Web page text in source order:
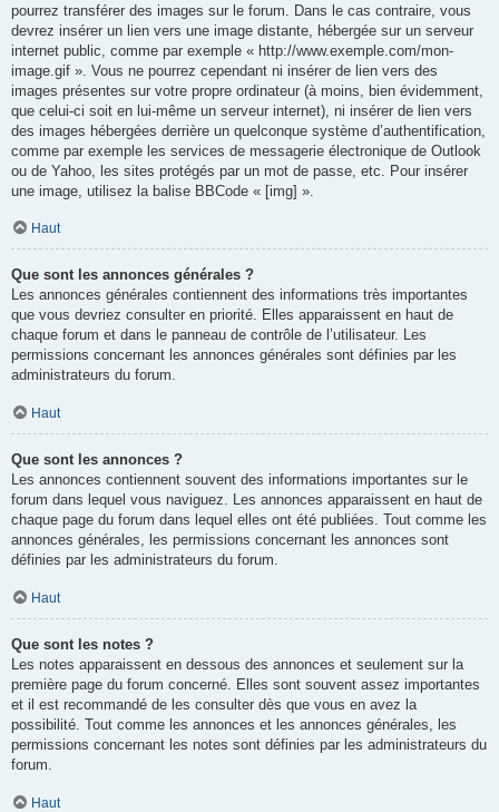
pourrez transférer des images sur le forum. Dans le cas contraire, vous
devrez insérer un lien vers une image distante, hébergée sur un serveur
internet public, comme par exemple « http://www.exemple.com/mon-
image.gif ». Vous ne pourrez cependant ni insérer de lien vers des
images présentes sur votre propre ordinateur (à moins, bien évidemment,
que celui-ci soit en lui-même un serveur internet), ni insérer de lien vers
des images hébergées derrière un quelconque système d’authentification,
comme par exemple les services de messagerie électronique de Outlook
ou de Yahoo, les sites protégés par un mot de passe, etc. Pour insérer
une image, utilisez la balise BBCode « [img] ».
Haut
Que sont les annonces générales ?
Les annonces générales contiennent des informations très importantes
que vous devriez consulter en priorité. Elles apparaissent en haut de
chaque forum et dans le panneau de contrôle de l’utilisateur. Les
permissions concernant les annonces générales sont définies par les
administrateurs du forum.
Haut
Que sont les annonces ?
Les annonces contiennent souvent des informations importantes sur le
forum dans lequel vous naviguez. Les annonces apparaissent en haut de
chaque page du forum dans lequel elles ont été publiées. Tout comme les
annonces générales, les permissions concernant les annonces sont
définies par les administrateurs du forum.
Haut
Que sont les notes ?
Les notes apparaissent en dessous des annonces et seulement sur la
première page du forum concerné. Elles sont souvent assez importantes
et il est recommandé de les consulter dès que vous en avez la
possibilité. Tout comme les annonces et les annonces générales, les
permissions concernant les notes sont définies par les administrateurs du
forum.
Haut